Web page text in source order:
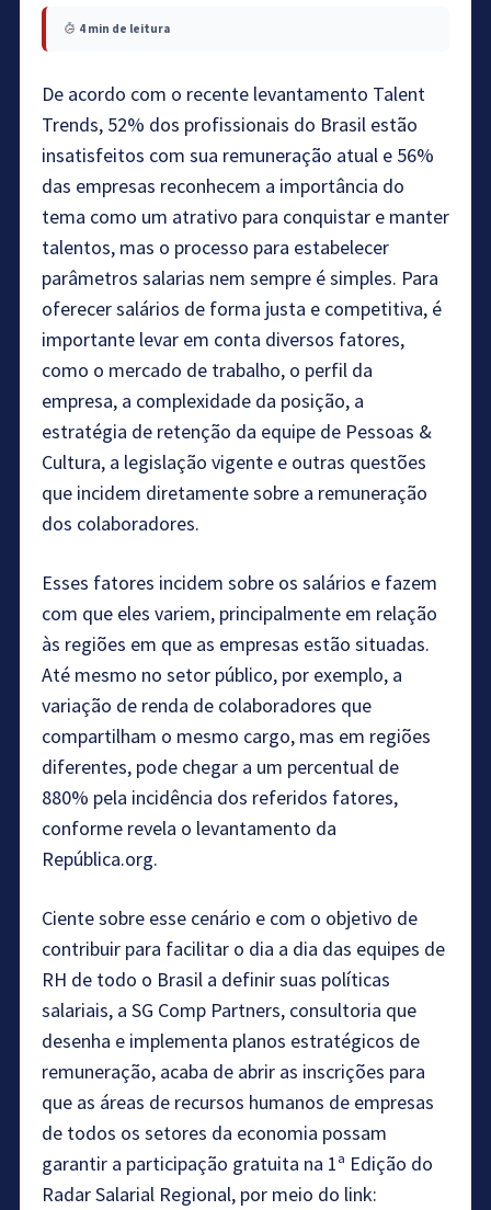
4 min de leitura
De acordo com o recente levantamento Talent
Trends, 52% dos profissionais do Brasil estão
insatisfeitos com sua remuneração atual e 56%
das empresas reconhecem a importância do
tema como um atrativo para conquistar e manter
talentos, mas o processo para estabelecer
parâmetros salarias nem sempre é simples. Para
oferecer salários de forma justa e competitiva, é
importante levar em conta diversos fatores,
como o mercado de trabalho, o perfil da
empresa, a complexidade da posição, a
estratégia de retenção da equipe de Pessoas &
Cultura, a legislação vigente e outras questões
que incidem diretamente sobre a remuneração
dos colaboradores.
Esses fatores incidem sobre os salários e fazem
com que eles variem, principalmente em relação
às regiões em que as empresas estão situadas.
Até mesmo no setor público, por exemplo, a
variação de renda de colaboradores que
compartilham o mesmo cargo, mas em regiões
diferentes, pode chegar a um percentual de
880% pela incidência dos referidos fatores,
conforme revela o levantamento da
República.org.
Ciente sobre esse cenário e com o objetivo de
contribuir para facilitar o dia a dia das equipes de
RH de todo o Brasil a definir suas políticas
salariais, a SG Comp Partners, consultoria que
desenha e implementa planos estratégicos de
remuneração, acaba de abrir as inscrições para
que as áreas de recursos humanos de empresas
de todos os setores da economia possam
garantir a participação gratuita na 1ª Edição do
Radar Salarial Regional, por meio do link: